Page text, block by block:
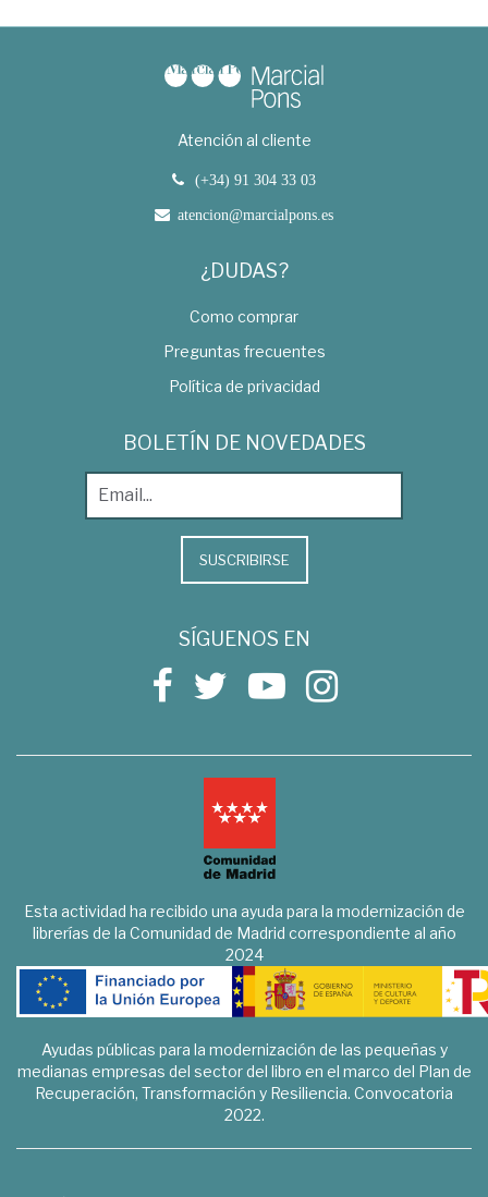
Atención al cliente
(+34) 91 304 33 03
atencion@marcialpons.es
¿DUDAS?
Como comprar
Preguntas frecuentes
Política de privacidad
BOLETÍN DE NOVEDADES
SUSCRIBIRSE
SÍGUENOS EN
Esta actividad ha recibido una ayuda para la modernización de
librerías de la Comunidad de Madrid correspondiente al año
2024
Ayudas públicas para la modernización de las pequeñas y
medianas empresas del sector del libro en el marco del Plan de
Recuperación, Transformación y Resiliencia. Convocatoria
2022.